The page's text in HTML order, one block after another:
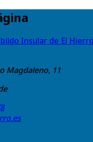
Magdaleno, 11